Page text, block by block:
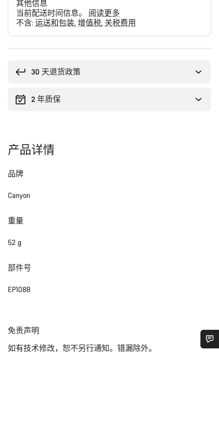
其他信息
当前配送时间信息。 阅读更多
不含: 运送和包装 增值税 关税费用
30 天退货政策
2 年质保
产品详情
品牌
Canyon
重量
52 g
部件号
EP1088
免
声
免责声明
如有技术修改，恕不另行通知。错漏除外。